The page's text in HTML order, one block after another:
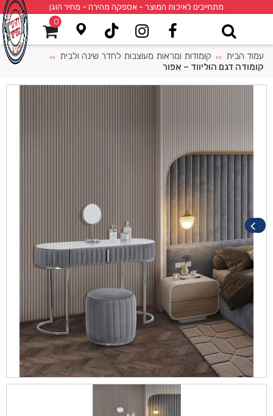
מתחייבים לאיכות המוצר - אספקה מהירה - מחיר הוגן
0
עמוד הבית >> קומודות ומראות מעוצבות לחדר שינה ולבית >>
קומודה דגם הוליווד – אפור